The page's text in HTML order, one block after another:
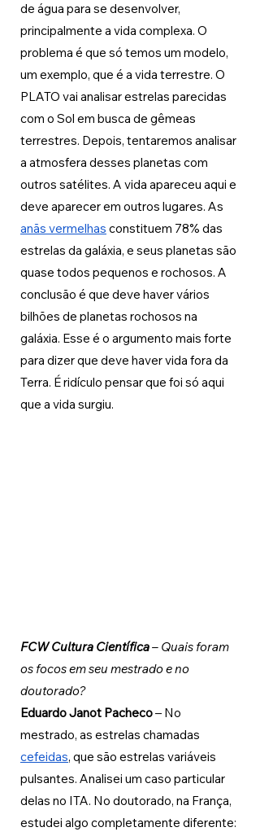
de água para se desenvolver,
principalmente a vida complexa. O
problema é que só temos um modelo,
um exemplo, que é a vida terrestre. O
PLATO vai analisar estrelas parecidas
com o Sol em busca de gêmeas
terrestres. Depois, tentaremos analisar
a atmosfera desses planetas com
outros satélites. A vida apareceu aqui e
deve aparecer em outros lugares. As
anãs vermelhas constituem 78% das
estrelas da galáxia, e seus planetas são
quase todos pequenos e rochosos. A
conclusão é que deve haver vários
bilhões de planetas rochosos na
galáxia. Esse é o argumento mais forte
para dizer que deve haver vida fora da
Terra. É ridículo pensar que foi só aqui
que a vida surgiu.
FCW Cultura Científica – Quais foram
os focos em seu mestrado e no
doutorado?
Eduardo Janot Pacheco – No
mestrado, as estrelas chamadas
cefeidas, que são estrelas variáveis
pulsantes. Analisei um caso particular
delas no ITA. No doutorado, na França,
estudei algo completamente diferente: